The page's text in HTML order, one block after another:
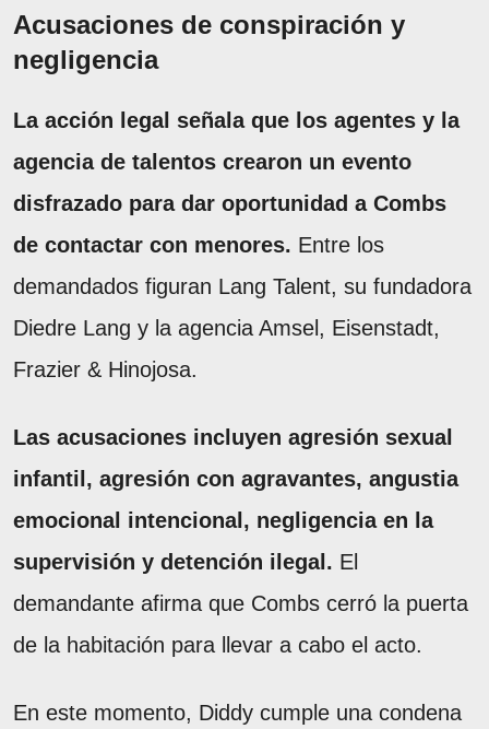
Acusaciones de conspiración y
negligencia
La acción legal señala que los agentes y la
agencia de talentos crearon un evento
disfrazado para dar oportunidad a Combs
de contactar con menores. Entre los
demandados figuran Lang Talent, su fundadora
Diedre Lang y la agencia Amsel, Eisenstadt,
Frazier & Hinojosa.
Las acusaciones incluyen agresión sexual
infantil, agresión con agravantes, angustia
emocional intencional, negligencia en la
supervisión y detención ilegal. El
demandante afirma que Combs cerró la puerta
de la habitación para llevar a cabo el acto.
En este momento, Diddy cumple una condena